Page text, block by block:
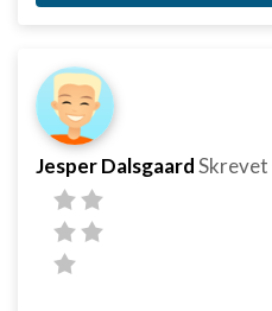
Jesper DalsgaardSkrevet